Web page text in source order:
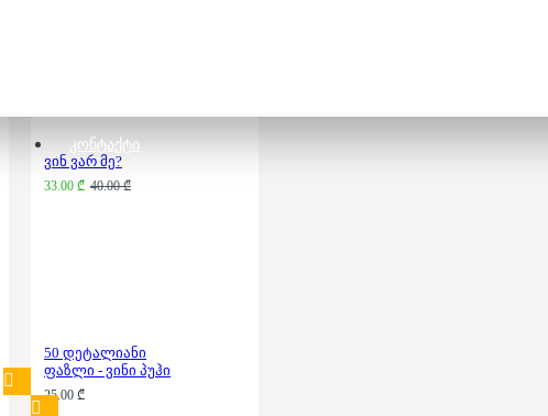
ᲙᲝᲜᲢᲐᲥᲢᲘ
ვინ ვარ მე?
33.00 ₾ 40.00 ₾
50 დეტალიანი
ფაზლი - ვინი პუჰი
25.00 ₾